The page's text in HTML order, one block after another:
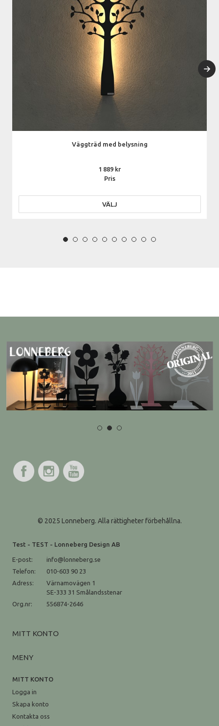
Väggträd med belysning
Pris
1 889
VÄLJ
© 2025 Lonneberg. Alla rättigheter förbehållna.
Test - TEST - Lonneberg Design AB
E-post:
info@lonneberg.se
Telefon:
010-603 90 23
Adress:
Värnamovägen 1
SE-333 31 Smålandsstenar
Org.nr:
556874-2646
MITT KONTO
MENY
MITT KONTO
Logga in
Skapa konto
Kontakta oss